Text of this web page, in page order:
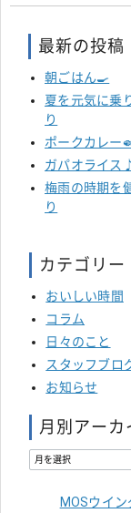
最新の投稿
朝ごはん🍳
夏を元気に乗
り
ポークカレー
ガパオライス
梅雨の時期を
り
カテゴリー
おいしい時間
コラム
日々のこと
スタッフブロ
お知らせ
月別アーカ
MOSウイ